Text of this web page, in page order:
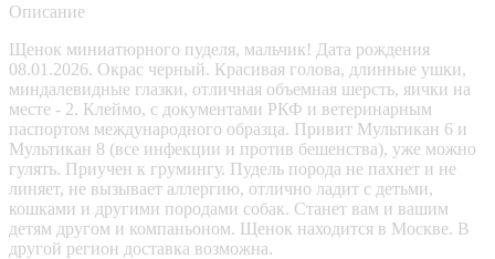
Описание
Щенок миниатюрного пуделя, мальчик! Дата рождения
08.01.2026. Окрас черный. Красивая голова, длинные ушки,
миндалевидные глазки, отличная объемная шерсть, яички на
месте - 2. Клеймо, с документами РКФ и ветеринарным
паспортом международного образца. Привит Мультикан 6 и
Мультикан 8 (все инфекции и против бешенства), уже можно
гулять. Приучен к грумингу. Пудель порода не пахнет и не
линяет, не вызывает аллергию, отлично ладит с детьми,
кошками и другими породами собак. Станет вам и вашим
детям другом и компаньоном. Щенок находится в Москве. В
другой регион доставка возможна.